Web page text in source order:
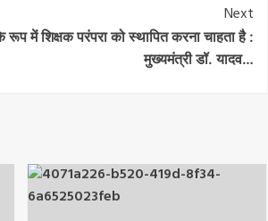
Next
रूप में शिक्षक परंपरा को स्थापित करना चाहता है :
मुख्यमंत्री डॉ. यादव…